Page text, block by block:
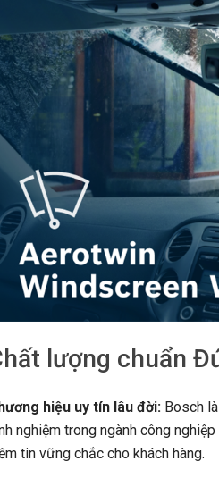
lượng chuẩn
hiệu uy tín lâu đời: Bosch
nghiệm trong ngành công
tin vững chắc cho khách hàng.